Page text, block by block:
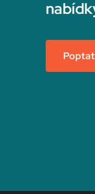
Poptat